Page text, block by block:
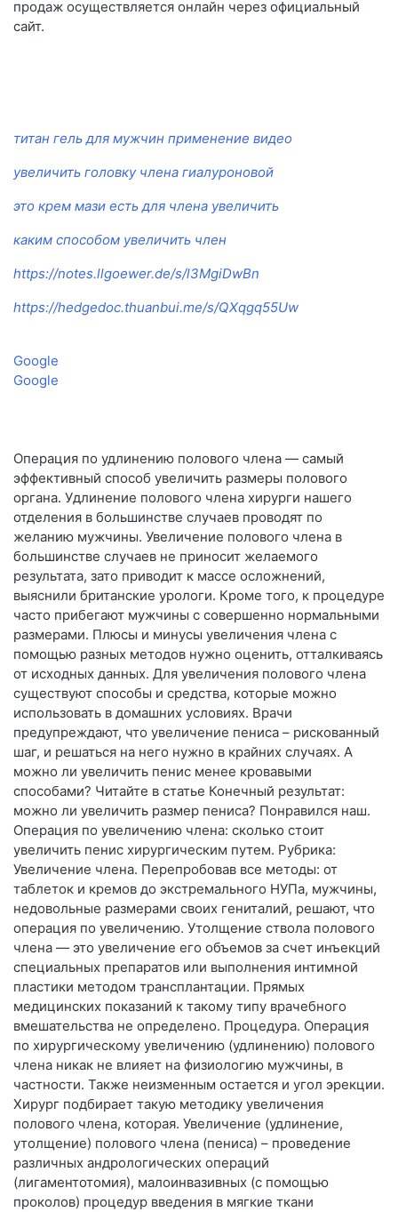
продаж осуществляется онлайн через официальный
сайт.
титан гель для мужчин применение видео
увеличить головку члена гиалуроновой
это крем мази есть для члена увеличить
каким способом увеличить член
https://notes.llgoewer.de/s/l3MgiDwBn
https://hedgedoc.thuanbui.me/s/QXqgq55Uw
Google
Google
Операция по удлинению полового члена — самый
эффективный способ увеличить размеры полового
органа. Удлинение полового члена хирурги нашего
отделения в большинстве случаев проводят по
желанию мужчины. Увеличение полового члена в
большинстве случаев не приносит желаемого
результата, зато приводит к массе осложнений,
выяснили британские урологи. Кроме того, к процедуре
часто прибегают мужчины с совершенно нормальными
размерами. Плюсы и минусы увеличения члена с
помощью разных методов нужно оценить, отталкиваясь
от исходных данных. Для увеличения полового члена
существуют способы и средства, которые можно
использовать в домашних условиях. Врачи
предупреждают, что увеличение пениса – рискованный
шаг, и решаться на него нужно в крайних случаях. А
можно ли увеличить пенис менее кровавыми
способами? Читайте в статье Конечный результат:
можно ли увеличить размер пениса? Понравился наш.
Операция по увеличению члена: сколько стоит
увеличить пенис хирургическим путем. Рубрика:
Увеличение члена. Перепробовав все методы: от
таблеток и кремов до экстремального НУПа, мужчины,
недовольные размерами своих гениталий, решают, что
операция по увеличению. Утолщение ствола полового
члена — это увеличение его объемов за счет инъекций
специальных препаратов или выполнения интимной
пластики методом трансплантации. Прямых
медицинских показаний к такому типу врачебного
вмешательства не определено. Процедура. Операция
по хирургическому увеличению (удлинению) полового
члена никак не влияет на физиологию мужчины, в
частности. Также неизменным остается и угол эрекции.
Хирург подбирает такую методику увеличения
полового члена, которая. Увеличение (удлинение,
утолщение) полового члена (пениса) – проведение
различных андрологических операций
(лигаментотомия), малоинвазивных (с помощью
проколов) процедур введения в мягкие ткани